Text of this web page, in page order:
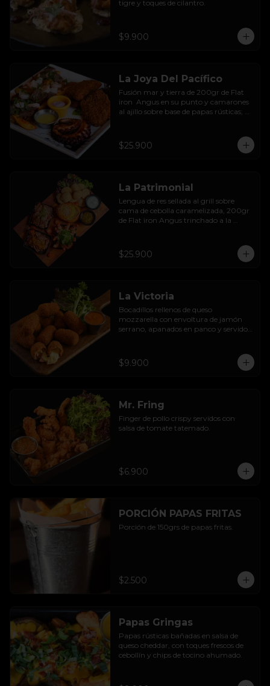
tigre y toques de cilantro.
$9.900
La Joya Del Pacífico
Fusión mar y tierra de 200gr de Flat
iron  Angus en su punto y camarones
al ajillo sobre base de papas rústicas;
tinta de sepias; calugas de reineta frita
rebozadas en batido de la casa, con
$25.900
La Patrimonial
Lengua de res sellada al grill sobre
cama de cebolla caramelizada, 200gr
de Flat iron Angus trinchado a la
queso en pan de la casa, acompañado
con sopaipillas sureñas y mayo casera.
$25.900
La Victoria
Bocadillos rellenos de queso
mozzarella con envoltura de jamón
serrano, apanados en panco y servidos
$9.900
Mr. Fring
Finger de pollo crispy servidos con
salsa de tomate tatemado.
$6.900
PORCIÓN PAPAS FRITAS
Porción de 150grs de papas fritas.
$2.500
Papas Gringas
Papas rústicas bañadas en salsa de
queso cheddar, con toques frescos de
cebollín y chips de tocino ahumado.